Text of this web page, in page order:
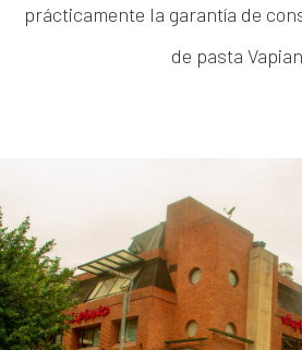
prácticamente la garantía de
de pasta